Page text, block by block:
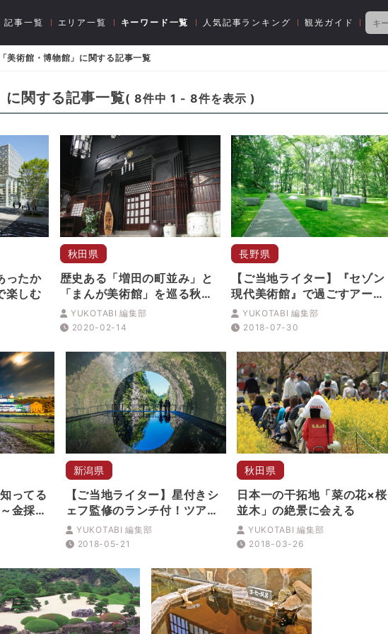
記事一覧 エリア一覧 キーワード一覧 人気記事ランキング 観光ガイド
「美術館・博物館」に関する記事一覧
に関する記事一覧( 8件中 1 - 8件を表示 )
ったか
楽しむ
秋田県
歴史ある「増田の町並み」と
「まんが美術館」を巡る秋田
旅YUKOTABI 編集部
2020-02-14
長野県
【ご当地ライター】『セゾン
現代美術館』で過ごすアート
な夏休み！自然×アートイベ
ントも開催
YUKOTABI 編集部
2018-07-30
ってる
金採掘
・佐渡
新潟県
【ご当地ライター】星付きシ
ェフ監修のランチ付！ツアー
で巡る「大地の芸術祭」 越後
妻有アートトリエンナーレ
YUKOTABI 編集部
2018-05-21
秋田県
日本一の干拓地「菜の花×桜
並木」の絶景に会える
YUKOTABI 編集部
2018-03-26